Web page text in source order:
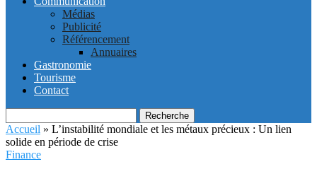
Médias
Publicité
Référencement
Annuaires
Gastronomie
Tourisme
Contact
Recherche
Accueil » L’instabilité mondiale et les métaux précieux : Un lien
solide en période de crise
Finance